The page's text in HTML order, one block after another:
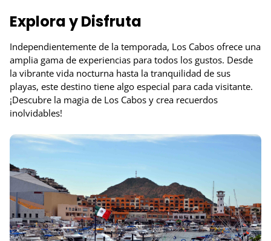
Explora y Disfruta
Independientemente de la temporada, Los Cabos ofrece una
amplia gama de experiencias para todos los gustos. Desde
la vibrante vida nocturna hasta la tranquilidad de sus
playas, este destino tiene algo especial para cada visitante.
¡Descubre la magia de Los Cabos y crea recuerdos
inolvidables!